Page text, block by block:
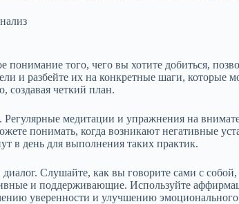
понимание того, чего вы хотите добиться,
и разбейте их на конкретные шаги, которые
создавая четкий план.
медитации и упражнения на
понимать, когда возникают негативные
в день для выполнения таких практик.
Слушайте, как вы говорите сами с собой,
и поддерживающие. Используйте
уверенности и улучшению эмоционального